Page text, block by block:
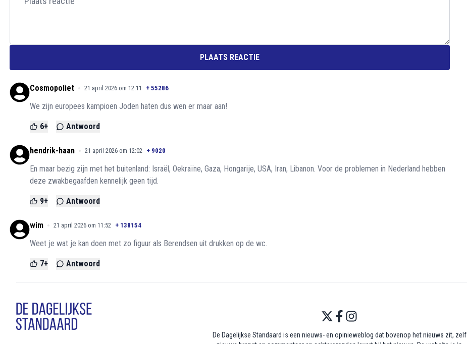
PLAATS REACTIE
Cosmopoliet 21 april 2026 om 12:11 + 55286
We zijn europees kampioen Joden haten dus wen er maar aan!
6+ Antwoord
hendrik-haan 21 april 2026 om 12:02 + 9020
En maar bezig zijn met het buitenland: Israël, Oekraïne, Gaza, Hongarije, USA, Iran, Libanon. Voor de problemen in Nederland hebben
deze zwakbegaafden kennelijk geen tijd.
9+ Antwoord
wim 21 april 2026 om 11:52 + 138154
Weet je wat je kan doen met zo figuur als Berendsen uit drukken op de wc.
7+ Antwoord
De Dagelijkse Standaard is een nieuws- en opinieweblog dat bovenop het nieuws zit, zelf